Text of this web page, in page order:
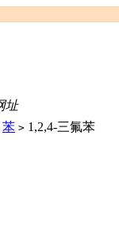
苯 > 1,2,4-三氟苯